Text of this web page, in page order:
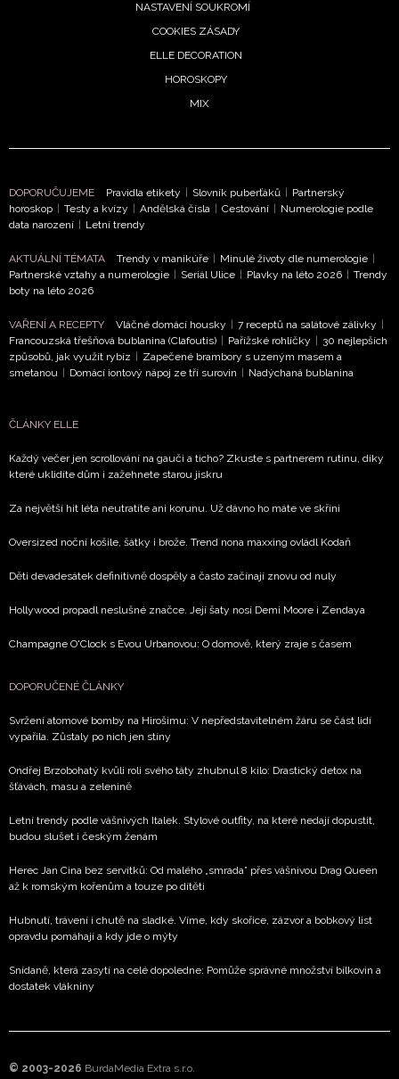
NEWSLETTER
ODESLAT
Přihlášením k newsletteru souhlasíte sObchodními
potvrzujete, že jste se seznámili se
Vašimi údaji pracovat zejména k organizaci a
vyhodnocení akce a zasílání novinek.
Chcete navíc dostávat i další zajímavé a exkluzivní
zpracováním údajů k tomuto účelu podle Zásad ochrany
soukromí BurdaMedia Extra s.r.o.
, zaškrtněte toto pole.
NASTAVENÍ SOUKROMÍ
COOKIES ZÁSADY
ELLE DECORATION
HOROSKOPY
MIX
DOPORUČUJEME Pravidla etikety Slovník puberťáků
Partnerský
horoskop
Testy a kvízy Andělská čísla Cestování
Numerologie podle
data narození
Letní trendy
AKTUÁLNÍ TÉMATA Trendy v manikúře Minulé životy dle numerologie
Partnerské vztahy a numerologie
Seriál Ulice Plavky na léto 2026
Trendy
boty na léto 2026
VAŘENÍ A RECEPTY Vláčné domácí housky 7 receptů na salátové zálivky
Francouzská třešňová bublanina (Clafoutis)
Pařížské rohlíčky
30 nejlepších
způsobů, jak využít rybíz
Zapečené brambory s uzeným masem a
smetanou
Domácí iontový nápoj ze tří surovin Nadýchaná bublanina
ČLÁNKY ELLE
Každý večer jen scrollování na gauči a ticho? Zkuste s partnerem rutinu, díky
které uklidíte dům i zažehnete starou jiskru
Za největší hit léta neutratíte ani korunu. Už dávno ho máte ve skříni
Oversized noční košile, šátky i brože. Trend nona maxxing ovládl Kodaň
Děti devadesátek definitivně dospěly a často začínají znovu od nuly
Hollywood propadl neslušné značce. Její šaty nosí Demi Moore i Zendaya
Champagne O'Clock s Evou Urbanovou: O domově, který zraje s časem
DOPORUČENÉ ČLÁNKY
Svržení atomové bomby na Hirošimu: V nepředstavitelném žáru se část lidí
vypařila. Zůstaly po nich jen stíny
Ondřej Brzobohatý kvůli roli svého táty zhubnul 8 kilo: Drastický detox na
šťávách, masu a zelenině
Letní trendy podle vášnivých Italek. Stylové outfity, na které nedají dopustit,
budou slušet i českým ženám
Herec Jan Cina bez servítků: Od malého „smrada” přes vášnivou Drag Queen
až k romským kořenům a touze po dítěti
Hubnutí, trávení i chutě na sladké. Víme, kdy skořice, zázvor a bobkový list
opravdu pomáhají a kdy jde o mýty
Snídaně, která zasytí na celé dopoledne: Pomůže správné množství bílkovin a
dostatek vlákniny
© 2003-2026 BurdaMedia Extra s.r.o.